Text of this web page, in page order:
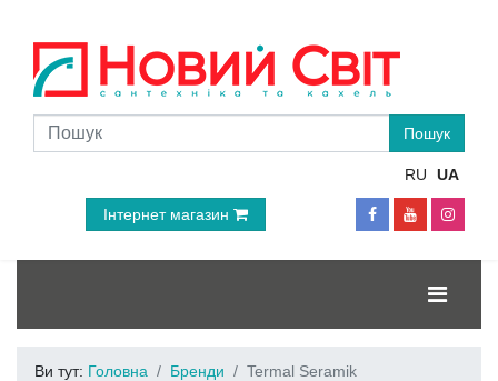
RU UA
Інтернет магазин
Ви тут: Головна Бренди Termal Seramik